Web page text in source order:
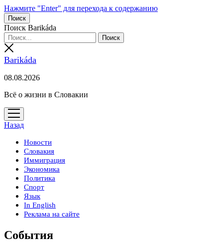
Нажмите "Enter" для перехода к содержанию
Поиск
Поиск Barikáda
Barikáda
08.08.2026
Всё о жизни в Словакии
открыть
меню
Назад
Новости
Словакия
Иммиграция
Экономика
Политика
Спорт
Язык
In English
Реклама на сайте
События